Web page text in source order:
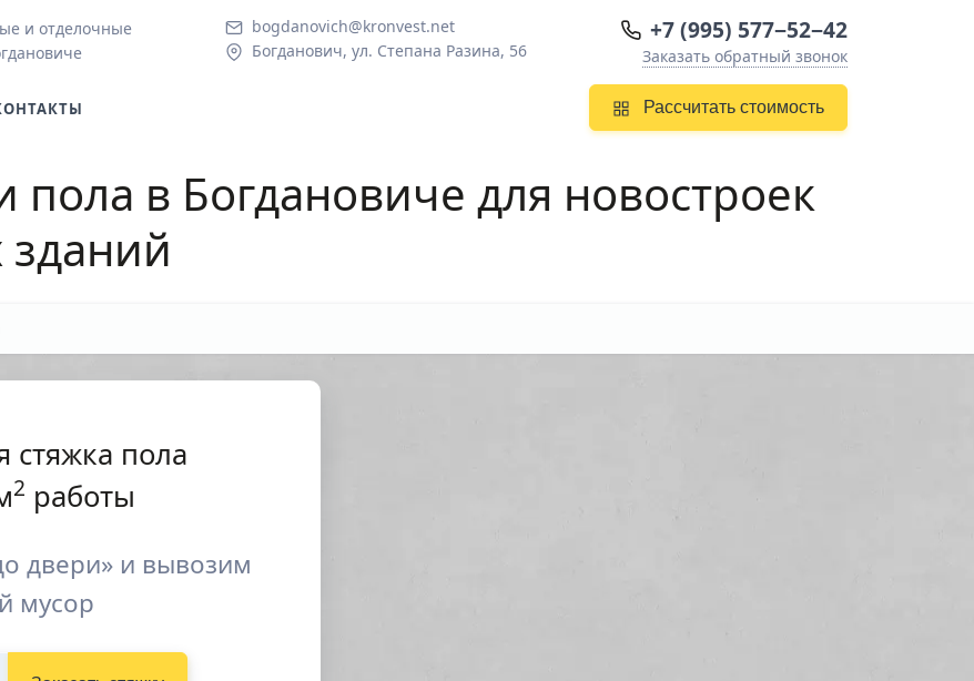
и отделочные
bogdanovich@kronvest.net
Богданович, ул. Степана Разина, 56
+7 (995) 577−52−42
Заказать обратный звонок
Рассчитать стоимость
пола в Богдановиче для новостроек
стяжка пола
2 работы
двери» и вывозим
мусор